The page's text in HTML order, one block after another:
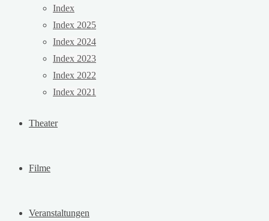
Index
Index 2025
Index 2024
Index 2023
Index 2022
Index 2021
Theater
Filme
Veranstaltungen